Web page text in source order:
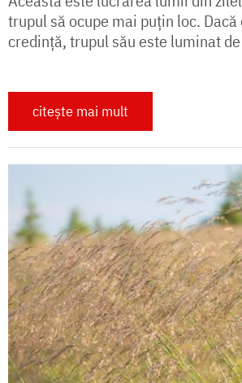
trupul să ocupe mai puțin loc.
credință, trupul său este luminat
citește mai mult